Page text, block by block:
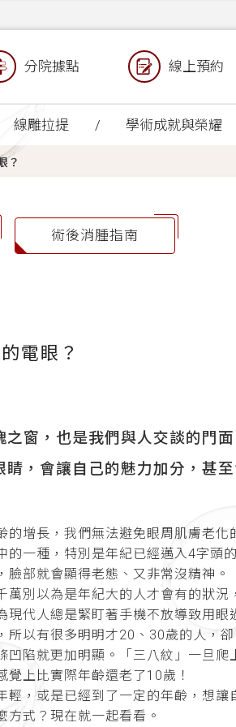
分院據點 線上預約
線雕拉提 學術成就與榮耀
？
術後消腫指南
電眼？
之窗，也是我們與人交談的門
睛，會讓自己的魅力加分，甚
的增長，我們無法避免眼周肌膚老化
的一種，特別是年紀已經邁入4字頭
臉部就會顯得老態、又非常沒精神。
萬別以為是年紀大的人才會有的狀況
現代人總是緊盯著手機不放導致用眼
所以有很多明明才20 、 30歲的人，
凹陷就更加明顯。「三八紋」一旦爬
覺上比實際年齡還老了10歲！
輕，或是已經到了一定的年齡，想讓
方式？現在就一起看看。